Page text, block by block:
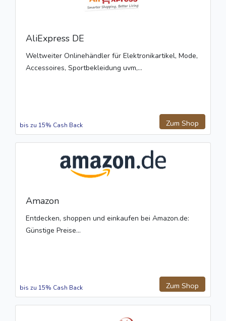
AliExpress DE
Weltweiter Onlinehändler für Elektronikartikel, Mode,
Accessoires, Sportbekleidung uvm,...
Zum Shop
bis zu 15% Cash Back
Amazon
Entdecken, shoppen und einkaufen bei Amazon.de:
Günstige Preise...
Zum Shop
bis zu 15% Cash Back